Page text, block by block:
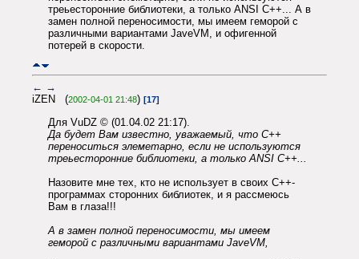
треьесторонние библиотеки, а только ANSI C++... А в
замен полной переносимости, мы имеем геморой с
различными вариантами JaveVM, и офигенной
потерей в скорости.
← →
iZEN (2002-04-01 21:48) [17]
Для VuDZ © (01.04.02 21:17).
Да будет Вам известно, уважаемый, что С++
переноситься элеметарно, если не используются
треьесторонние библиотеки, а только ANSI C++...
Назовите мне тех, кто не использует в своих C++-
программах сторонних библиотек, и я рассмеюсь
Вам в глаза!!!
А в замен полной переносимости, мы имеем
геморой с различными вариантами JaveVM,